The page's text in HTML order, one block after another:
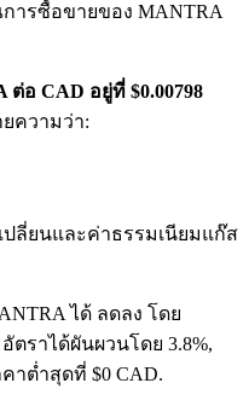
มีค่า และสินค้าโภคภัณฑ์
ารซื้อขายของ MANTRA
ต่อ CAD อยู่ที่ $0.00798
ความว่า:
ปลี่ยนและค่าธรรมเนียมแก๊ส
ได้ ลดลง โดย
ตราได้ผันผวนโดย 3.8%,
าต่ำสุดที่ $0 CAD.